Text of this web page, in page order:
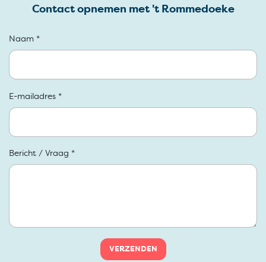
Contact opnemen met 't Rommedoeke
Naam *
E-mailadres *
Bericht / Vraag *
VERZENDEN